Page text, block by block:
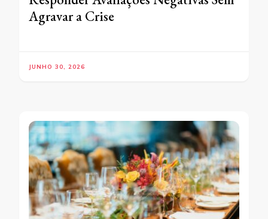
Agravar a Crise
JUNHO 30, 2026